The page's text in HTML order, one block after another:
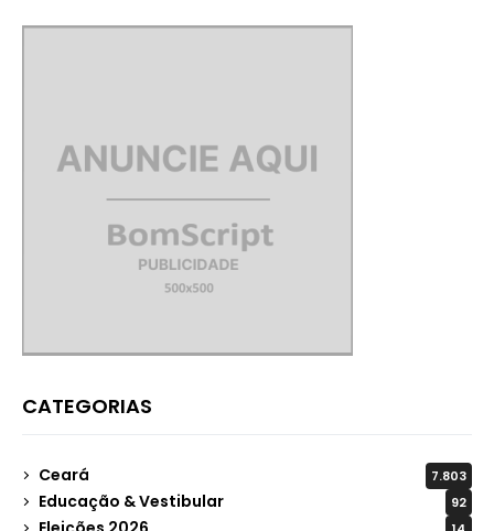
CATEGORIAS
Ceará 7.803
Educação & Vestibular 92